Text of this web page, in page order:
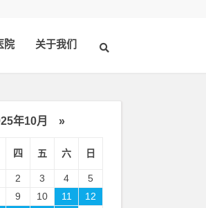
院 关于我们
年10月 »
四 五 六 日
2 3 4
5
9 10 11
12